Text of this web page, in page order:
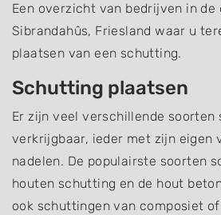
Een overzicht van bedrijven in de
Sibrandahûs, Friesland waar u
plaatsen van een schutting.
Schutting plaatsen
Er zijn veel verschillende soorten
verkrijgbaar, ieder met zijn eigen
nadelen. De populairste soorten
houten schutting en de hout
ook schuttingen van composiet